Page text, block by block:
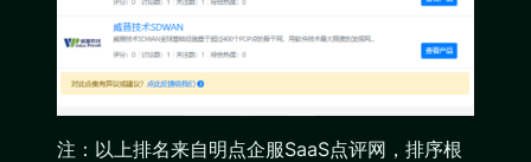
注：以上排名来自明点企服SaaS点评网，排序根